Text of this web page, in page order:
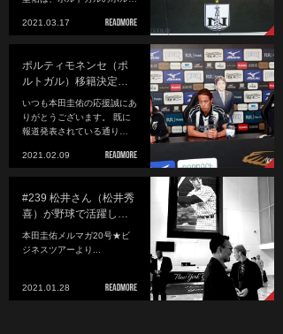
2021.03.17
ポルティモネンセ（ポ
ルトガル）移籍決定…
いつも本田圭佑の応援誠にあ
りがとうございます。 既に
報道発表されている通り…
2021.02.09
#239 松井さん（松井秀
喜）が野球で活躍し…
本田圭佑メルマガ20号★ビ
ジネスツアーより...
2021.01.28